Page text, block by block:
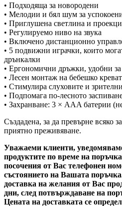
• Подходяща за новородени
• Мелодии и бял шум за
• Приглушена светлина и
• Регулируемо ниво на звука
• Включено дистанционно
• 5 подвижни играчки, които
дрънкалки
• Ергономични дръжки, удобни
• Лесен монтаж на бебешко
• Стимулира слуховите и
• Подпомага по-лесното
• Захранване: 3 × AAA батерии
Създадена, за да превърне всяко
приятно преживяване.
Уважаеми клиенти,
продуктите по време на
посочения от Вас телефонен
състоянието на Вашата
доставка на желания от Вас
дни, след потвърждаване на
Цената на доставката се